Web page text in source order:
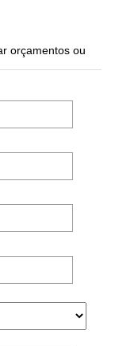
orçamentos ou